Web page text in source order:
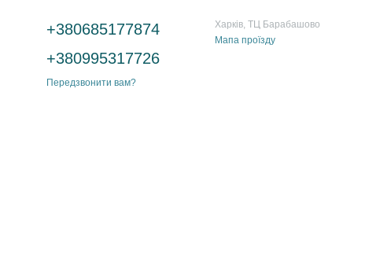
+380685177874
+380995317726
Передзвонити вам?
Харків, ТЦ Барабашово
Мапа проїзду